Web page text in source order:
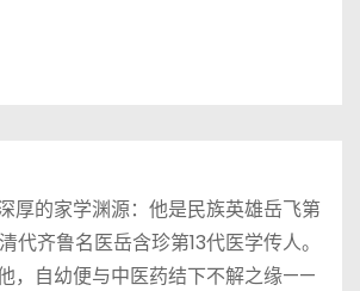
厚的家学渊源：他是民族英雄岳飞第
代齐鲁名医岳含珍第13代医学传人。
，自幼便与中医药结下不解之缘——